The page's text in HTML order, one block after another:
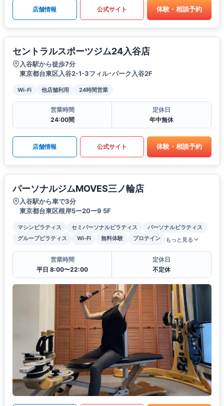
店舗情報 公式サイト 体験・相談予約
セントラルスポーツジム24入谷店
入谷駅から徒歩7分
東京都台東区入谷2-1-3フィル･パーク入谷2F
Wi-Fi 他店舗利用 24時間営業
営業時間
24:00間
定休日
年中無休
店舗情報 公式サイト 体験・相談予約
パーソナルジムMOVES三ノ輪店
入谷駅から車で3分
東京都台東区根岸5ー20ー9 5F
マシンピラティス セミパーソナルピラティス
パーソナルピラティス
グループピラティス
Wi-Fi 無料体験 プロテイン もっと見る
営業時間
平日 8:00〜22:00
定休日
不定休